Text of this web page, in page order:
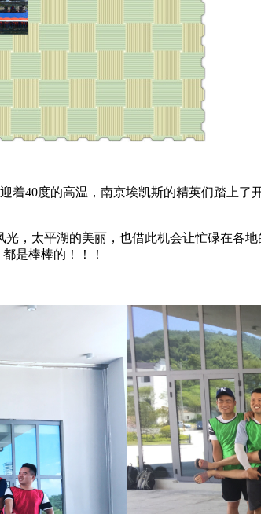
着40度的高温，南京埃凯斯的精英们踏上了
，太平湖的美丽，也借此机会让忙碌在各
是棒棒的！！！